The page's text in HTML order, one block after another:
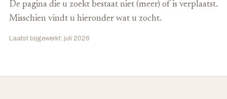
De pagina die u zoekt bestaat niet (meer) of is verplaatst.
Misschien vindt u hieronder wat u zocht.
Laatst bijgewerkt: juli 2026